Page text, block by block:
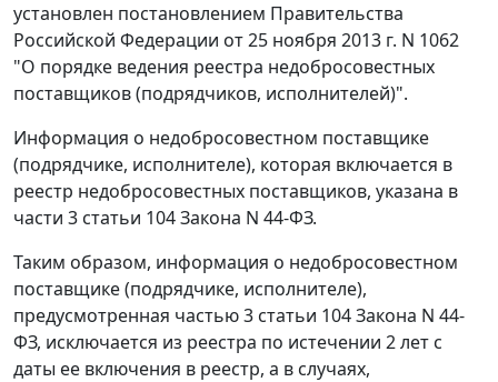
установлен постановлением Правительства
Российской Федерации от 25 ноября 2013 г. N 1062
"О порядке ведения реестра недобросовестных
поставщиков (подрядчиков, исполнителей)".
Информация о недобросовестном поставщике
(подрядчике, исполнителе), которая включается в
реестр недобросовестных поставщиков, указана в
части 3 статьи 104 Закона N 44-ФЗ.
Таким образом, информация о недобросовестном
поставщике (подрядчике, исполнителе),
предусмотренная частью 3 статьи 104 Закона N 44-
ФЗ, исключается из реестра по истечении 2 лет с
даты ее включения в реестр, а в случаях,